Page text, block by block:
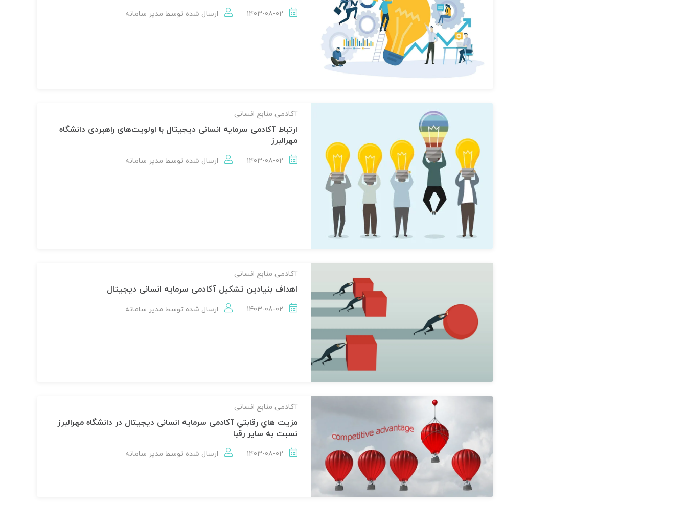
1403-08-02 ارسال شده توسط مدير سامانه
آکادمی منابع انسانی
ارتباط آکادمی سرمایه انسانی دیجیتال با اولویت‌های راهبردی دانشگاه
مهرالبرز
1403-08-02 ارسال شده توسط مدير سامانه
آکادمی منابع انسانی
اهداف بنیادین تشکیل آکادمی سرمایه انسانی دیجیتال
1403-08-02 ارسال شده توسط مدير سامانه
آکادمی منابع انسانی
مزيت هاي رقابتي آکادمی سرمایه انسانی دیجیتال در دانشگاه مهرالبرز
نسبت به ساير رقبا
1403-08-02 ارسال شده توسط مدير سامانه